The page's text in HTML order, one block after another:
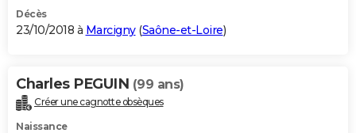
Décès
23/10/2018 à Marcigny(Saône-et-Loire)
Charles PEGUIN (99 ans)
Créer une cagnotte obsèques
Naissance